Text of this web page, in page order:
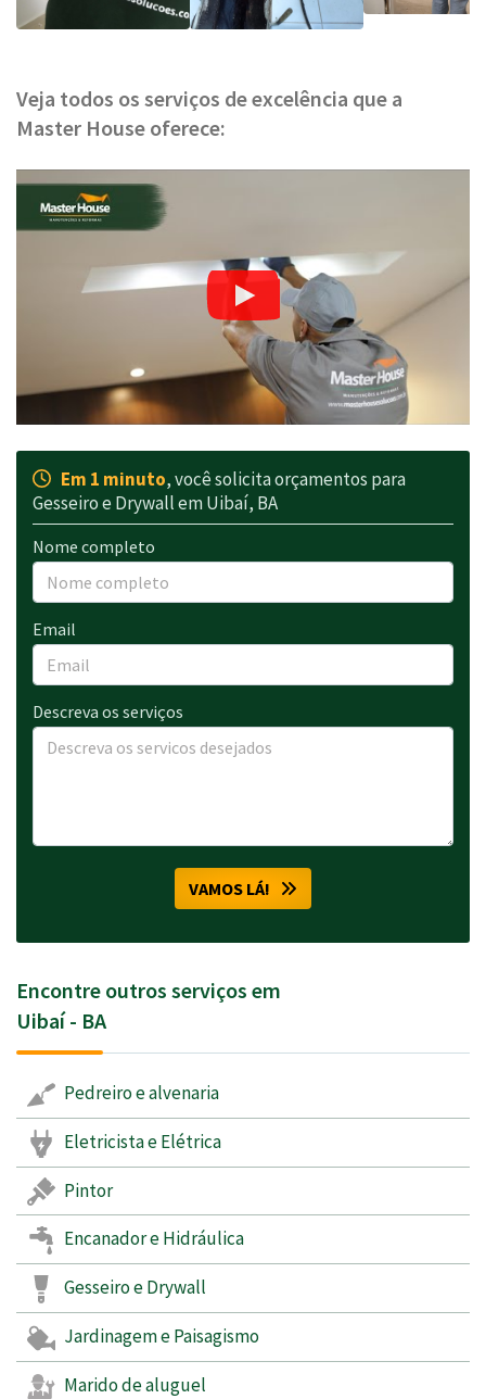
Veja todos os serviços de excelência que a
Master House oferece:
Em 1 minuto, você solicita orçamentos para
Gesseiro e Drywall em Uibaí, BA
Nome completo
Email
Descreva os serviços
VAMOS LÁ!
Encontre outros serviços em
Uibaí - BA
Pedreiro e alvenaria
Eletricista e Elétrica
Pintor
Encanador e Hidráulica
Gesseiro e Drywall
Jardinagem e Paisagismo
Marido de aluguel